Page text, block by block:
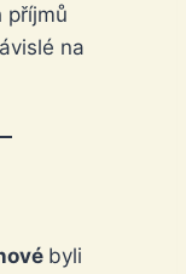
příjmů
na
byli